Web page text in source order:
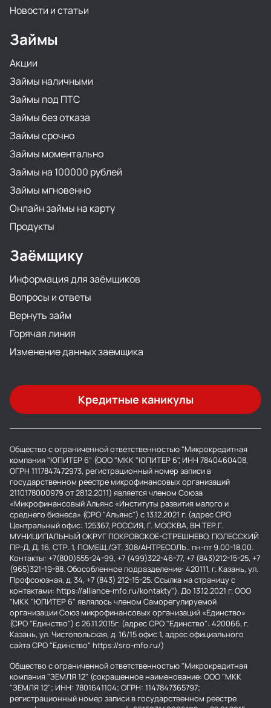
Новости и статьи
Займы
Акции
Займы наличными
Займы под ПТС
Займы без отказа
Займы срочно
Займы моментально
Займы на 100000 рублей
Займы мгновенно
Онлайн займы на карту
Продукты
Заёмщику
Информация для заёмщиков
Вопросы и ответы
Вернуть займ
Горячая линия
Изменение данных заемщика
Кредитные каникулы
Общество с ограниченной ответственностью "Микрокредитная
компания "ЮПИТЕР 6" (ООО "МКК "ЮПИТЕР 6", ИНН 7840460408,
ОГРН 1117847472973, регистрационный номер записи в
государственном реестре микрофинансовых организаций
2110178000979 от 28.12.2011) является членом Союза
«Микрофинансовый Альянс «Институты развития малого и
среднего бизнеса» (СРО "Альянс") с 13.12.2021 г. (адрес СРО
Центральный офис: 125367, РОССИЯ, Г. МОСКВА, ВН.ТЕР.Г.
МУНИЦИПАЛЬНЫЙ ОКРУГ ПОКРОВСКОЕ-СТРЕШНЕВО, ПОЛЕССКИЙ
ПР-Д, Д. 16, СТР. 1, ПОМЕЩ./ЭТ. 308/АНТРЕСОЛЬ., пн-пт 9.00-18.00.
Контакты: +7(800)555-24-99, +7 (499)322-46-77, +7 (843)212-15-25, +7
(965)321-19-88. Обособленное подразделение: 420111, г. Казань, ул.
Профсоюзная, д. 34, +7 (843) 212-15-25. Ссылка на страницу с
контактами: https://alliance-mfo.ru/kontakty"). До 13.12.2021 г. ООО
"МКК "ЮПИТЕР 6" являлось членом Саморегулируемой
организации Союз микрофинансовых организаций «Единство»
(СРО "Единство") с 26.11.2015г. (адрес СРО "Единство": 420066, г.
Казань, ул. Чистопольская, д. 16/15 офис 1, адрес официального
сайта СРО "Единство" https://sro-mfo.ru/)
Общество с ограниченной ответственностью "Микрокредитная
компания "ЗЕМЛЯ 12" (сокращенное наименование: ООО "МКК
"ЗЕМЛЯ 12"; ИНН: 7801641104; ОГРН: 1147847365797;
регистрационный номер записи в государственном реестре